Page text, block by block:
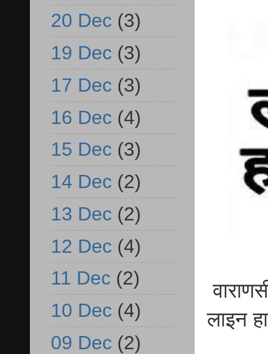
लाइन
20 Dec (3)
19 Dec (3)
17 Dec (3)
16 Dec (4)
15 Dec (3)
14 Dec (2)
13 Dec (2)
12 Dec (4)
11 Dec (2)
10 Dec (4)
09 Dec (2)